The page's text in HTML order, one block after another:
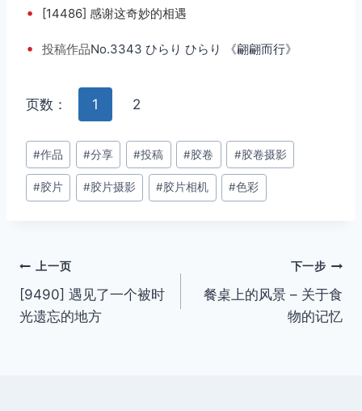
• [14486] 感谢这奇妙的相遇
• 投稿作品No.3343 ひらり ひらり 《翩翩而行》
页数： 1 2
文
章
标
#作品 #分享 #投稿 #胶卷 #胶卷摄影
#胶片 #胶片摄影 #胶片相机 #色彩
文
章
上一页
[9490] 遇见了一个被时
光遗忘的地方
下一步
餐桌上的风景 – 关于食
物的记忆